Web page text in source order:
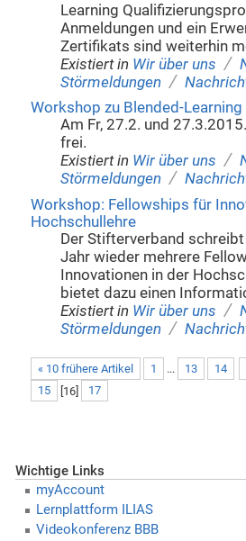
Learning
Anmeldungen und ein
Zertifikats sind weiterhin
Existiert in Wir über uns /
Störmeldungen /
Workshop zu Blended-
Am Fr, 27.2. und
frei.
Existiert in Wir über uns /
Störmeldungen /
Workshop: Fellowships für
Hochschullehre
Der Stifterverband
Jahr wieder mehrere
Innovationen in der
bietet dazu einen
Existiert in Wir über uns /
Störmeldungen /
« 10 frühere Artikel 1 ... 13
14
15
[16] 17
Wichtige Links
myAccount
Lernplattform ILIAS
Videokonferenz BBB